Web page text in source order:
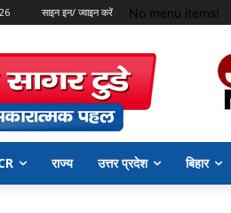
साइन इन/ ज्वाइन करें No menu items!
राज्य उत्तर प्रदेश बिहार